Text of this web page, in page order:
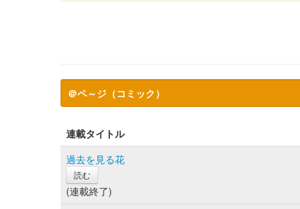
＠ペ～ジ（コミック）
連載タイトル
過去を見る花
読む
(連載終了)